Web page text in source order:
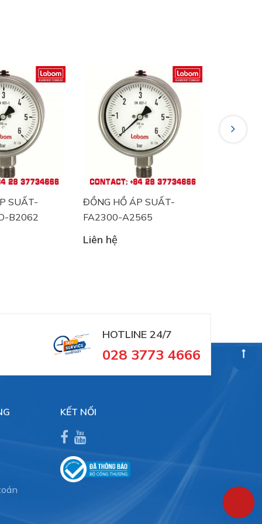
SUẤT-
B2062
ĐỒNG HỒ ÁP SUẤT-
FA2300-A2565
Liên hệ
Next
HOTLINE 24/7
028 3773 4666
KẾT NỐI